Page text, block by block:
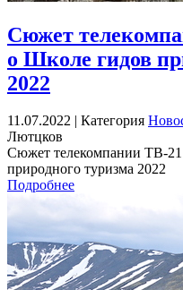
Сюжет
о Школе гидов
2022
11.07.2022 | Категория
Лютцков
Сюжет телекомпании ТВ-
природного туризма 2022
Подробнее